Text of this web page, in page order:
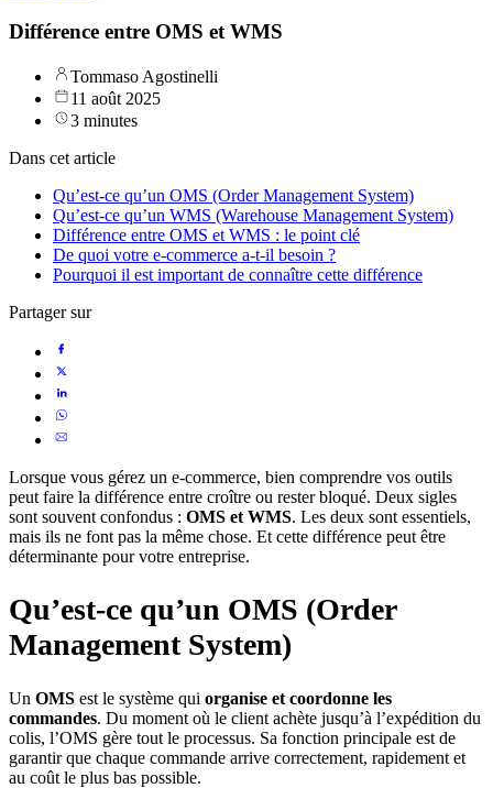
Différence entre OMS et WMS
Tommaso Agostinelli
11 août 2025
3 minutes
Dans cet article
Qu’est-ce qu’un OMS (Order Management System)
Qu’est-ce qu’un WMS (Warehouse Management System)
Différence entre OMS et WMS : le point clé
De quoi votre e-commerce a-t-il besoin ?
Pourquoi il est important de connaître cette différence
Partager sur
Lorsque vous gérez un e-commerce, bien comprendre vos outils
peut faire la différence entre croître ou rester bloqué. Deux sigles
sont souvent confondus : OMS et WMS. Les deux sont essentiels,
mais ils ne font pas la même chose. Et cette différence peut être
déterminante pour votre entreprise.
Qu’est-ce qu’un OMS (Order
Management System)
Un OMS est le système qui organise et coordonne les
commandes. Du moment où le client achète jusqu’à l’expédition du
colis, l’OMS gère tout le processus. Sa fonction principale est de
garantir que chaque commande arrive correctement, rapidement et
au coût le plus bas possible.